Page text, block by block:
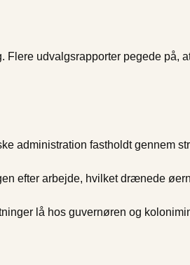
Flere udvalgsrapporter pegede på,
administration fastholdt gennem
efter arbejde, hvilket drænede
lå hos guvernøren og